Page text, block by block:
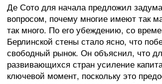
Де Сото для начала предложил
вопросом, почему многие имеют так
так много. По его убеждению, со
Берлинской стены стало ясно, что
свободный рынок. Он объяснил, что
развивающихся стран усиление
ключевой момент, поскольку это